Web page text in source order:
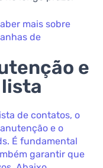
mais sobre
de
e
de contatos, o
e o
É fundamental
garantir que